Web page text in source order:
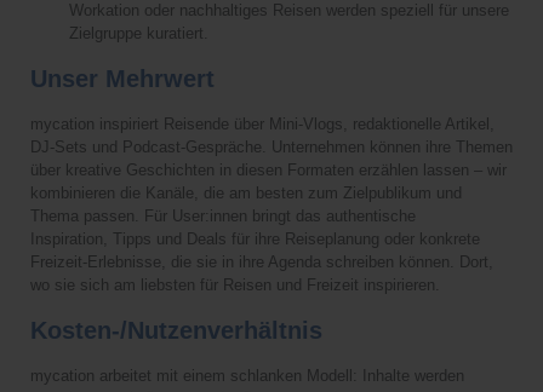
Workation oder nachhaltiges Reisen werden speziell für unsere
Zielgruppe kuratiert.
Unser Mehrwert
mycation inspiriert Reisende über Mini-Vlogs, redaktionelle Artikel,
DJ-Sets und Podcast-Gespräche. Unternehmen können ihre Themen
über kreative Geschichten in diesen Formaten erzählen lassen – wir
kombinieren die Kanäle, die am besten zum Zielpublikum und
Thema passen. Für User:innen bringt das authentische
Inspiration, Tipps und Deals für ihre Reiseplanung oder konkrete
Freizeit-Erlebnisse, die sie in ihre Agenda schreiben können. Dort,
wo sie sich am liebsten für Reisen und Freizeit inspirieren.
Kosten-/Nutzenverhältnis
mycation arbeitet mit einem schlanken Modell: Inhalte werden